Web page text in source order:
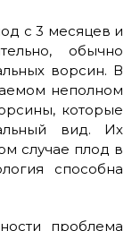
с 3 месяцев и
обычно
ворсин. В
неполном
которые
вид. Их
случае плод в
способна
проблема